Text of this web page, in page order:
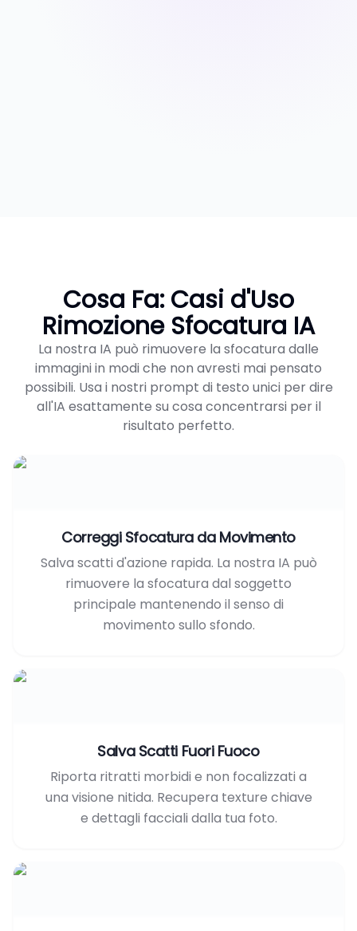
Cosa Fa: Casi d'Uso
Rimozione Sfocatura IA
La nostra IA può rimuovere la sfocatura dalle
immagini in modi che non avresti mai pensato
possibili. Usa i nostri prompt di testo unici per dire
all'IA esattamente su cosa concentrarsi per il
risultato perfetto.
Correggi Sfocatura da Movimento
Salva scatti d'azione rapida. La nostra IA può
rimuovere la sfocatura dal soggetto
principale mantenendo il senso di
movimento sullo sfondo.
Salva Scatti Fuori Fuoco
Riporta ritratti morbidi e non focalizzati a
una visione nitida. Recupera texture chiave
e dettagli facciali dalla tua foto.